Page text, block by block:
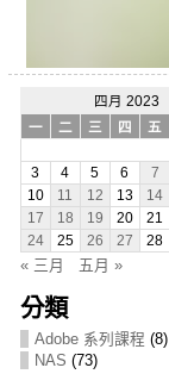
四月 2023
一
二 三 四 五
3
4 5 6 7
10
11 12 13 14
17
18 19 20 21
24
25 26 27 28
« 三月 五月 »
分類
Adobe 系列課程 (8)
NAS (73)